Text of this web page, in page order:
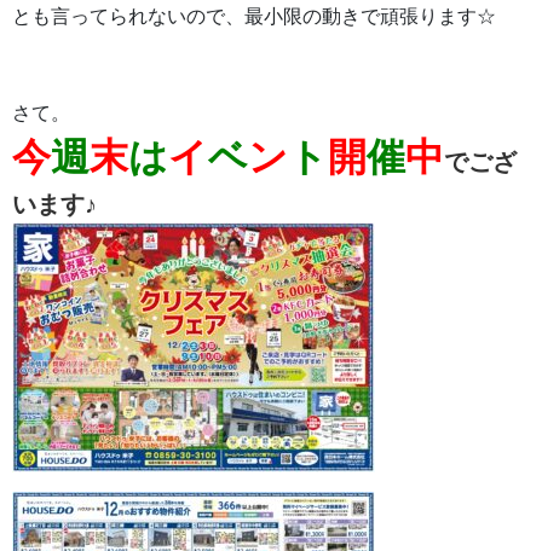
とも言ってられないので、最小限の動きで頑張ります☆
さて。
今週末はイベン ト 開催中でござ
います♪